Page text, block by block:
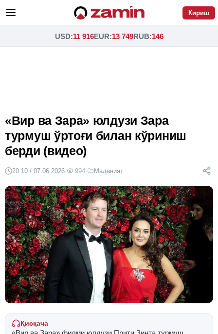
Кириш
USD:11 916EUR:13 749RUB:146
«Вир ва Зара» юлдузи Зара
турмуш ўртоғи билан кўриниш
берди (видео)
20:10 / 07.06.2026· 994· Маданият
Қисқача